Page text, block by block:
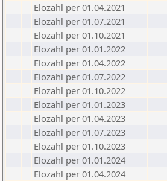
Elozahl per 01.04.2021
Elozahl per 01.07.2021
Elozahl per 01.10.2021
Elozahl per 01.01.2022
Elozahl per 01.04.2022
Elozahl per 01.07.2022
Elozahl per 01.10.2022
Elozahl per 01.01.2023
Elozahl per 01.04.2023
Elozahl per 01.07.2023
Elozahl per 01.10.2023
Elozahl per 01.01.2024
Elozahl per 01.04.2024